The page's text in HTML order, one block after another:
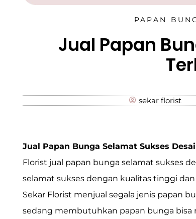
PAPAN
Jual Papan
sekar florist
Jual Papan Bunga Selamat Sukses
Florist jual papan bunga selamat sukses
selamat sukses dengan kualitas tinggi dan
Sekar Florist menjual segala jenis papan
sedang membutuhkan papan bunga bisa